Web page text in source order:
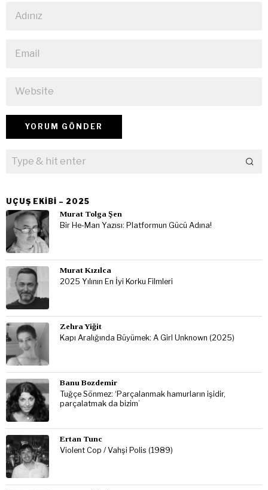
UÇUŞ EKIBI – 2025
Murat Tolga Şen
Bir He-Man Yazısı: Platformun Gücü Adına!
Murat Kızılca
2025 Yılının En İyi Korku Filmleri
Zehra Yiğit
Kapı Aralığında Büyümek: A Girl Unknown (2025)
Banu Bozdemir
Tuğçe Sönmez: ‘Parçalanmak hamurların işidir,
parçalatmak da bizim’
Ertan Tunc
Violent Cop / Vahşi Polis (1989)